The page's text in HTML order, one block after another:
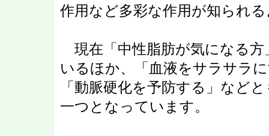
作用など多彩な作用が知られ
現在「中性脂肪が気になる方
いるほか、「血液をサラサラ
「動脈硬化を予防する」など
一つとなっています。